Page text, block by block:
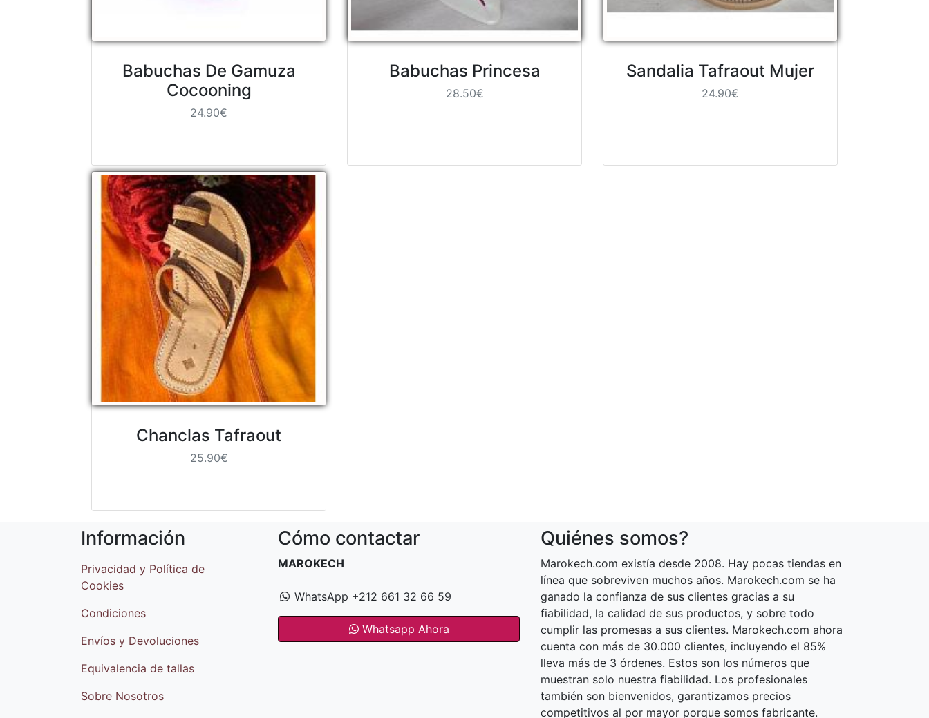
Babuchas De Gamuza
Cocooning
24.90€
Babuchas Princesa
28.50€
Sandalia Tafraout Mujer
24.90€
Chanclas Tafraout
25.90€
Información
Privacidad y Política de
Cookies
Condiciones
Envíos y Devoluciones
Equivalencia de tallas
Sobre Nosotros
Cómo contactar
MAROKECH
WhatsApp +212 661 32 66 59
Whatsapp Ahora
Quiénes somos?
Marokech.com existía desde 2008. Hay pocas tiendas en
línea que sobreviven muchos años. Marokech.com se ha
ganado la confianza de sus clientes gracias a su
fiabilidad, la calidad de sus productos, y sobre todo
cumplir las promesas a sus clientes. Marokech.com ahora
cuenta con más de 30.000 clientes, incluyendo el 85%
lleva más de 3 órdenes. Estos son los números que
muestran solo nuestra fiabilidad. Los profesionales
también son bienvenidos, garantizamos precios
competitivos al por mayor porque somos fabricante.